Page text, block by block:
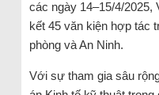
các ngày 14–15/4/2025,
kết 45 văn kiện hợp tác
phòng và An Ninh.
Với sự tham gia sâu